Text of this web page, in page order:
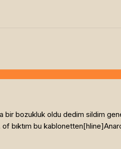
bir bozukluk oldu dedim sildim
bıktım bu kablonetten[hline]